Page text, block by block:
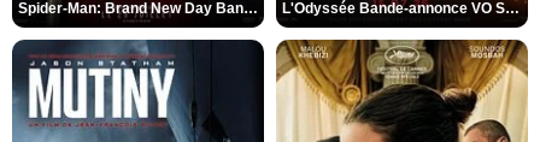
Spider-Man: Brand New Day Bande-annonce VO STFR L'Odyssée Bande-annonce VO STFR